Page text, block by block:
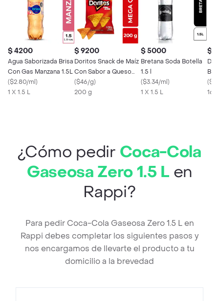
$ 4200
Agua Saborizada Brisa
Con Gas Manzana 1.5L
($2.80/ml)
1 X 1.5 L
$ 9200
Doritos Snack de Maíz
Con Sabor a Queso
200 g
($46/g)
200 g
$ 5000
Bretana Soda Botella
1.5 l
($3.34/ml)
1 X 1.5 L
$
De
(
165
¿Cómo pedir Coca-Cola
Gaseosa Zero 1.5 L en
Rappi?
Para pedir Coca-Cola Gaseosa Zero 1.5 L en
Rappi debes completar los siguientes pasos y
nos encargamos de llevarte el producto a tu
domicilio a la brevedad